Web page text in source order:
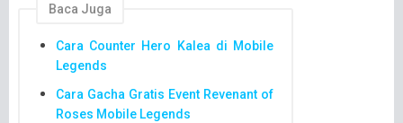
Baca Juga
Cara Counter Hero Kalea di Mobile
Legends
Cara Gacha Gratis Event Revenant of
Roses Mobile Legends